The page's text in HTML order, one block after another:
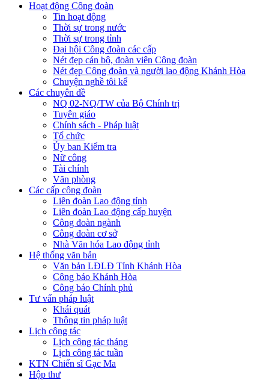
Hoạt động Công đoàn
Tin hoạt động
Thời sự trong nước
Thời sự trong tỉnh
Đại hội Công đoàn các cấp
Nét đẹp cán bộ, đoàn viên Công đoàn
Nét đẹp Công đoàn và người lao động Khánh Hòa
Chuyện nghề tôi kể
Các chuyên đề
NQ 02-NQ/TW của Bộ Chính trị
Tuyên giáo
Chính sách - Pháp luật
Tổ chức
Ủy ban Kiểm tra
Nữ công
Tài chính
Văn phòng
Các cấp công đoàn
Liên đoàn Lao động tỉnh
Liên đoàn Lao động cấp huyện
Công đoàn ngành
Công đoàn cơ sở
Nhà Văn hóa Lao động tỉnh
Hệ thống văn bản
Văn bản LĐLĐ Tỉnh Khánh Hòa
Công báo Khánh Hòa
Công báo Chính phủ
Tư vấn pháp luật
Khái quát
Thông tin pháp luật
Lịch công tác
Lịch công tác tháng
Lịch công tác tuần
KTN Chiến sĩ Gạc Ma
Hộp thư